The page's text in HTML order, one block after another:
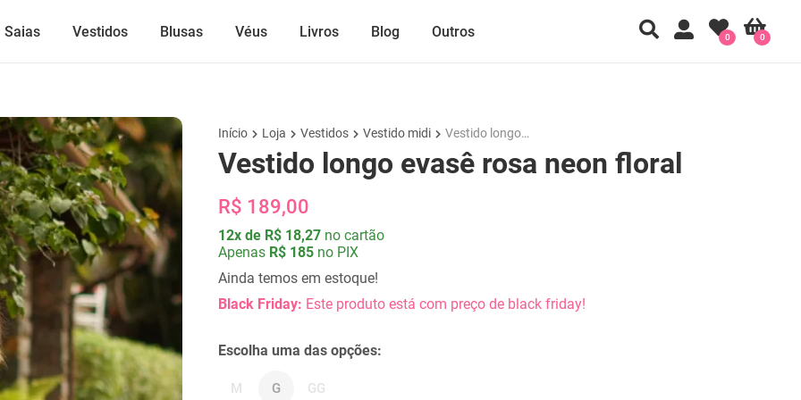
Saias Vestidos Blusas Véus Livros Blog Outros 0
0
Início Loja Vestidos Vestido midi Vestido longo…
Vestido longo evasê rosa neon floral
R$ 189,00
12x de R$ 18,27 no cartão
Apenas R$ 185 no PIX
Ainda temos em estoque!
Black Friday: Este produto está com preço de black friday!
Escolha uma das opções:
M G GG